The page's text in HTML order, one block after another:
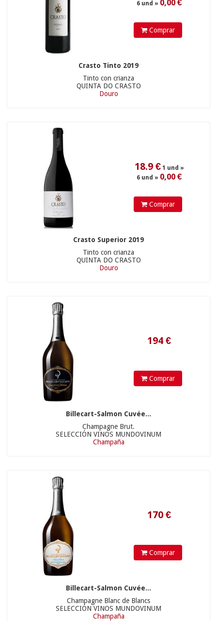
Comprar
Crasto Tinto 2019
Tinto con crianza
QUINTA DO CRASTO
Douro
6 und »0,00 €
Comprar
Crasto Superior 2019
Tinto con crianza
QUINTA DO CRASTO
Douro
Comprar
Billecart-Salmon Cuvée...
Champagne Brut.
SELECCIÓN VINOS MUNDOVINUM
Champaña
Comprar
Billecart-Salmon Cuvée...
Champagne Blanc de Blancs
SELECCIÓN VINOS MUNDOVINUM
Champaña